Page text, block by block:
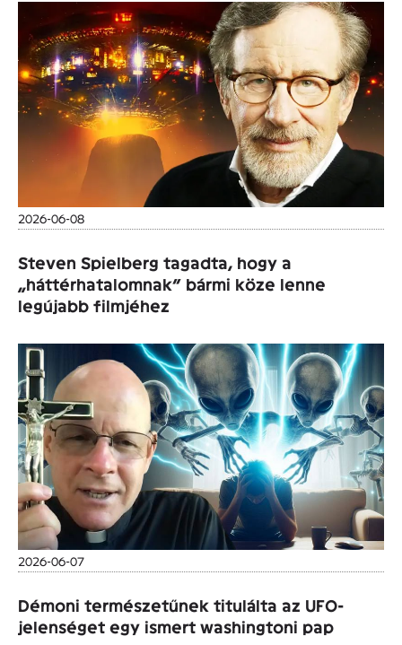
2026-06-08
Steven Spielberg tagadta, hogy a
„háttérhatalomnak” bármi köze lenne
legújabb filmjéhez
2026-06-07
Démoni természetűnek titulálta az UFO-
jelenséget egy ismert washingtoni pap